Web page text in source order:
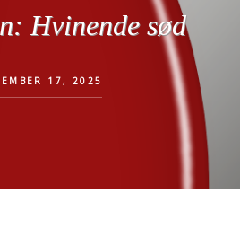
Hvinende sød
17, 2025